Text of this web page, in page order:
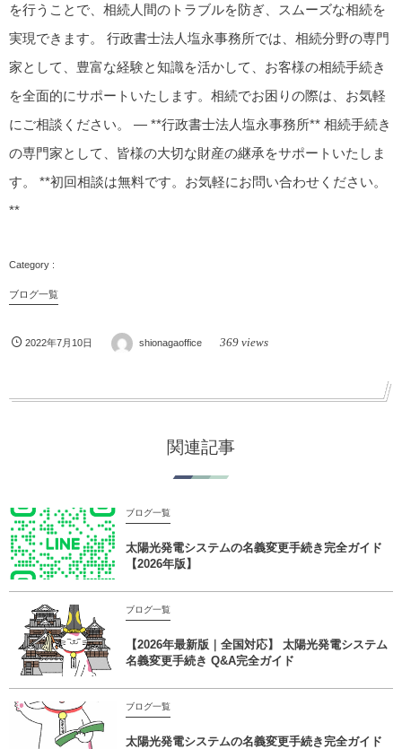
を行うことで、相続人間のトラブルを防ぎ、スムーズな相続を
実現できます。 行政書士法人塩永事務所では、相続分野の専門
家として、豊富な経験と知識を活かして、お客様の相続手続き
を全面的にサポートいたします。相続でお困りの際は、お気軽
にご相談ください。 — **行政書士法人塩永事務所** 相続手続き
の専門家として、皆様の大切な財産の継承をサポートいたしま
す。 **初回相談は無料です。お気軽にお問い合わせください。
**
ブログ一覧
2022年7月10日 shionagaoffice 369 views
関連記事
ブログ一覧
太陽光発電システムの名義変更手続き完全ガイド
【2026年版】
ブログ一覧
【2026年最新版｜全国対応】 太陽光発電システム
名義変更手続き Q&A完全ガイド
ブログ一覧
太陽光発電システムの名義変更手続き完全ガイド